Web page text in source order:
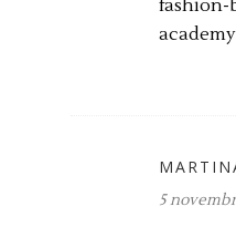
fashion-
5